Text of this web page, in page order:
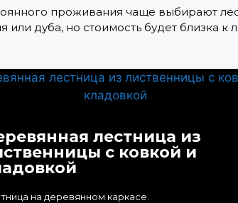
проживания чаще выбирают
дуба, но стоимость будет близка к
лестница из
с ковкой и
на деревянном каркасе.